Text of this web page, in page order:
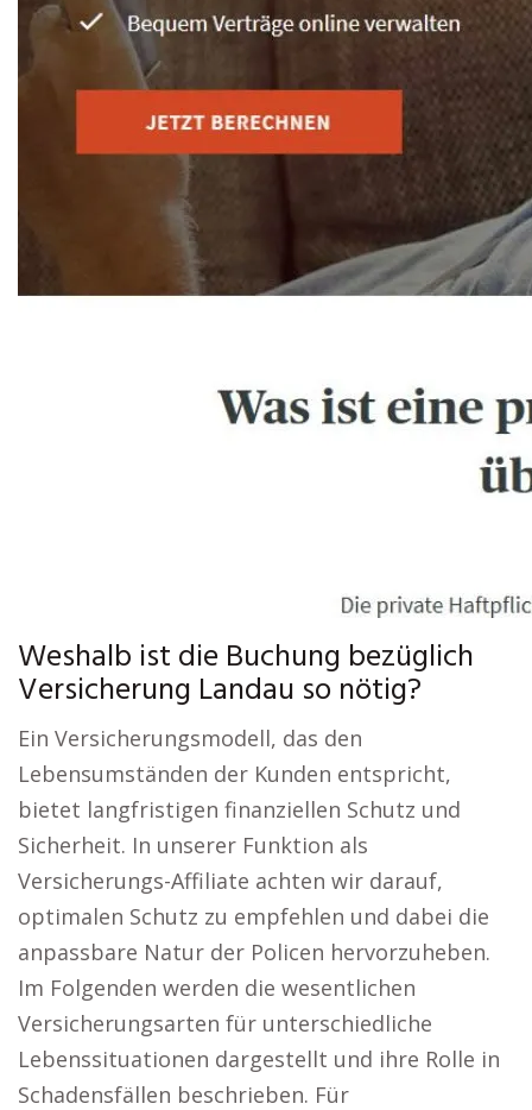
Weshalb ist die Buchung bezüglich
Versicherung Landau so nötig?
Ein Versicherungsmodell, das den
Lebensumständen der Kunden entspricht,
bietet langfristigen finanziellen Schutz und
Sicherheit. In unserer Funktion als
Versicherungs-Affiliate achten wir darauf,
optimalen Schutz zu empfehlen und dabei die
anpassbare Natur der Policen hervorzuheben.
Im Folgenden werden die wesentlichen
Versicherungsarten für unterschiedliche
Lebenssituationen dargestellt und ihre Rolle in
Schadensfällen beschrieben. Für